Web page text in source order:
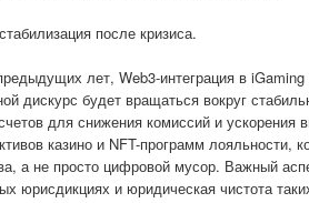
после кризиса.
лет, Web3-интеграция в
дискурс будет вращаться вокруг
для снижения комиссий и
казино и NFT-программ лояльности,
а не просто цифровой мусор. Важный
юрисдикциях и юридическая чистота